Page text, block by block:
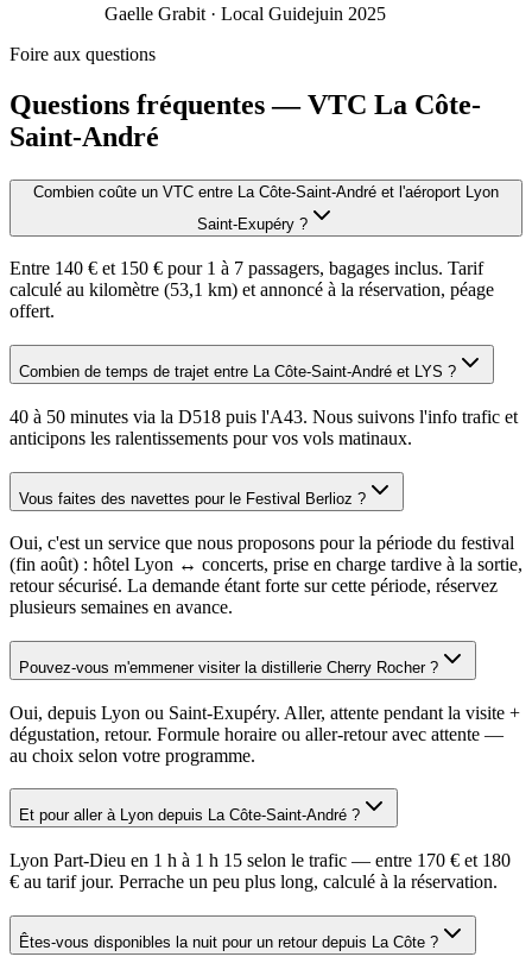
Gaelle Grabit · Local Guidejuin 2025
Foire aux questions
Questions fréquentes — VTC La Côte-
Saint-André
Combien coûte un VTC entre La Côte-Saint-André et l'aéroport Lyon
Saint-Exupéry ?
Entre 140 € et 150 € pour 1 à 7 passagers, bagages inclus. Tarif
calculé au kilomètre (53,1 km) et annoncé à la réservation, péage
offert.
Combien de temps de trajet entre La Côte-Saint-André et LYS ?
40 à 50 minutes via la D518 puis l'A43. Nous suivons l'info trafic et
anticipons les ralentissements pour vos vols matinaux.
Vous faites des navettes pour le Festival Berlioz ?
Oui, c'est un service que nous proposons pour la période du festival
(fin août) : hôtel Lyon ↔ concerts, prise en charge tardive à la sortie,
retour sécurisé. La demande étant forte sur cette période, réservez
plusieurs semaines en avance.
Pouvez-vous m'emmener visiter la distillerie Cherry Rocher ?
Oui, depuis Lyon ou Saint-Exupéry. Aller, attente pendant la visite +
dégustation, retour. Formule horaire ou aller-retour avec attente —
au choix selon votre programme.
Et pour aller à Lyon depuis La Côte-Saint-André ?
Lyon Part-Dieu en 1 h à 1 h 15 selon le trafic — entre 170 € et 180
€ au tarif jour. Perrache un peu plus long, calculé à la réservation.
Êtes-vous disponibles la nuit pour un retour depuis La Côte ?